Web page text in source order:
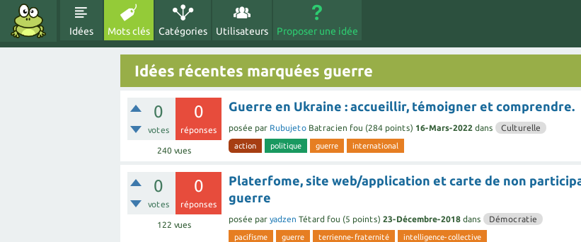
Idées Mots clés Catégories Utilisateurs Proposer une idée
Idées récentes marquées guerre
0
votes
0
réponses
240 vues
Guerre en Ukraine : accueillir, témoigner et comprendre.
posée par Rubujeto Batracien fou (284 points) 16-Mars-2022 dans Culturelle
action politique guerre international
0
votes
0
réponses
122 vues
Platerfome, site web/application et carte de non
guerre
posée par yadzen Tétard fou (5 points) 23-Décembre-2018 dans Démocratie
pacifisme guerre terrienne-fraternité intelligence-collective